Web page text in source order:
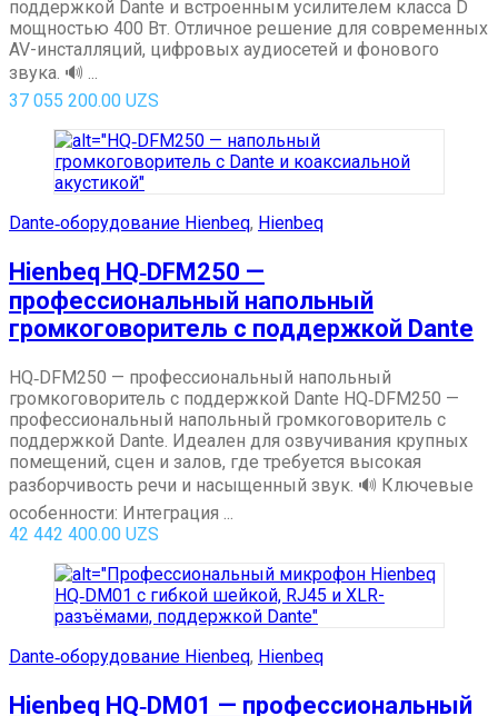
поддержкой Dante и встроенным усилителем класса D
мощностью 400 Вт. Отличное решение для современных
AV-инсталляций, цифровых аудиосетей и фонового
звука. 🔊 ...
37 055 200.00 UZS
Dante‑оборудование Hienbeq, Hienbeq
Hienbeq HQ‑DFM250 —
профессиональный напольный
громкоговоритель с поддержкой Dante
HQ‑DFM250 — профессиональный напольный
громкоговоритель с поддержкой Dante HQ‑DFM250 —
профессиональный напольный громкоговоритель с
поддержкой Dante. Идеален для озвучивания крупных
помещений, сцен и залов, где требуется высокая
разборчивость речи и насыщенный звук. 🔊 Ключевые
особенности: Интеграция ...
42 442 400.00 UZS
Dante‑оборудование Hienbeq, Hienbeq
Hienbeq HQ‑DM01 — профессиональный